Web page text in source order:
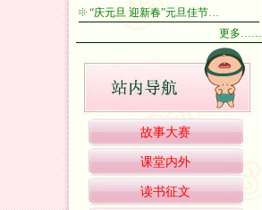
“庆元旦 迎新春”元旦佳节…
更多……
故事大赛
课堂内外
读书征文